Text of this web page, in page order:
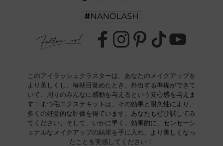
このアイラッシュクラスターは、あなたのメイクアップを
より美しくし、毎朝目覚めたとき、外出する準備ができて
いて、周りのみんなに感動を与えるという安心感を与えま
す！まつ毛エクステキットは、その効果と耐久性により、
多くの好意的な評価を得ています。あなたもぜひ試してみ
てください。そして、いかに早く、効果的に、センセーシ
ョナルなメイクアップの結果を手に入れ、より美しくなっ
たことを実感してください！